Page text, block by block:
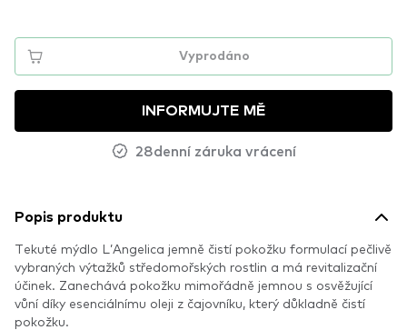
Vyprodáno
INFORMUJTE MĚ
28denní záruka vrácení
Popis produktu
Tekuté mýdlo L’Angelica jemně čistí pokožku formulací pečlivě
vybraných výtažků středomořských rostlin a má revitalizační
účinek. Zanechává pokožku mimořádně jemnou s osvěžující
vůní díky esenciálnímu oleji z čajovníku, který důkladně čistí
pokožku.